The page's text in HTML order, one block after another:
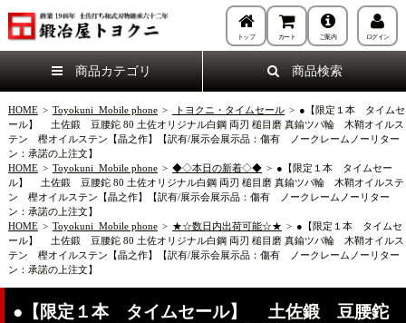
トップ カート ご案内 ログイン
商品カテゴリ 商品検索
HOME > Toyokuni_Mobile phone > トヨクニ・タイムセール > ●【限定１本 タイムセ
ール】 土佐鍛 豆腰鉈 80 土佐オリジナル白鋼 両刃 槌目磨 真鍮ツバ輪 木鞘オイルス
テン 樫オイルステン【晶之作】【訳有/展示会展示品：傷有 ノークレームノーリター
ン：承諾の上注文】
HOME > Toyokuni_Mobile phone > ◆◇本日の新着◇◆ > ●【限定１本 タイムセー
ル】 土佐鍛 豆腰鉈 80 土佐オリジナル白鋼 両刃 槌目磨 真鍮ツバ輪 木鞘オイルステ
ン 樫オイルステン【晶之作】【訳有/展示会展示品：傷有 ノークレームノーリター
ン：承諾の上注文】
HOME > Toyokuni_Mobile phone > ★☆数日内出荷可能☆★ > ●【限定１本 タイムセ
ール】 土佐鍛 豆腰鉈 80 土佐オリジナル白鋼 両刃 槌目磨 真鍮ツバ輪 木鞘オイルス
テン 樫オイルステン【晶之作】【訳有/展示会展示品：傷有 ノークレームノーリター
ン：承諾の上注文】
●【限定１本 タイムセール】 土佐鍛 豆腰鉈